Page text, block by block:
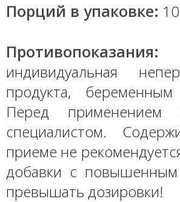
Порций в упаковке:
Противопоказания:
индивидуальная
продукта,
Перед применением
специалистом.
приеме не
добавки с
превышать дозировки!